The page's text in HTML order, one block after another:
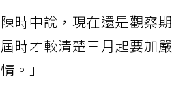
陳時中說，現在還是觀察
屆時才較清楚三月起要加
情。」